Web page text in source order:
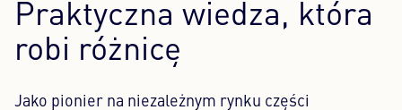
Praktyczna wiedza, która
robi różnicę
Jako pionier na niezależnym rynku części